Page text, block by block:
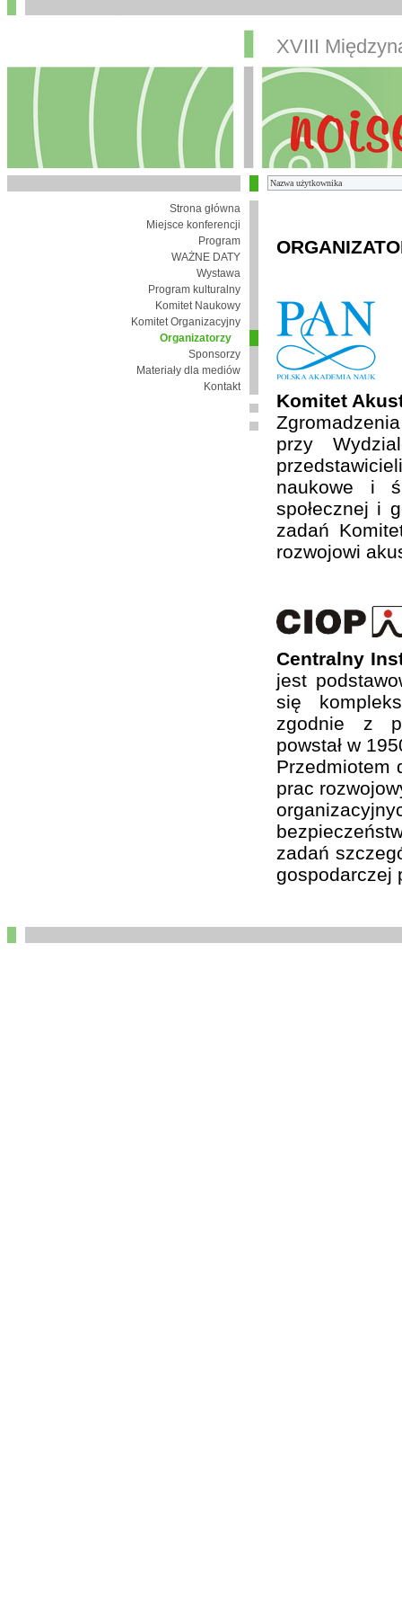
XVIII
Strona główna
Miejsce konferencji
Program
WAŻNE DATY
Wystawa
Program kulturalny
Komitet Naukowy
Komitet Organizacyjny
Organizatorzy
Sponsorzy
Materiały dla mediów
Kontakt
Komitet
przy
naukowe i
społecznej i
zadań
rozwojowi
Centralny
jest
się
zgodnie z
powstał w
Przedmiotem
prac
zadań
gospodarczej